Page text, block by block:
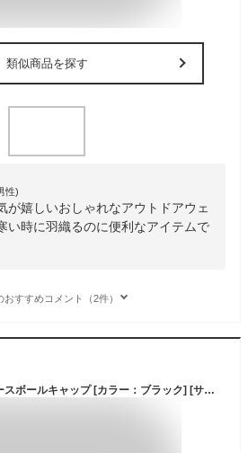
類似商品を探す
性)
が嬉しいおしゃれなアウトドアウェ
い時に羽織るのに便利なアイテムで
おすすめコメント（2件）
マーモット MARMOT ベースボールキャップ [カラー：ブラック] [サイズ：フリー(頭囲56-59)] #TOARJC34-BK 【あす楽】【スポーツ・アウトドア アウトドア ウェア】【Baseball Cap】